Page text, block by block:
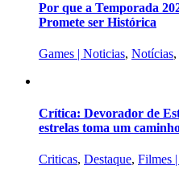
Por que a Temporada
Promete ser Histórica
Games | Noticias, Notícias,
Crítica: Devorador de
estrelas toma um
Criticas, Destaque, Filmes